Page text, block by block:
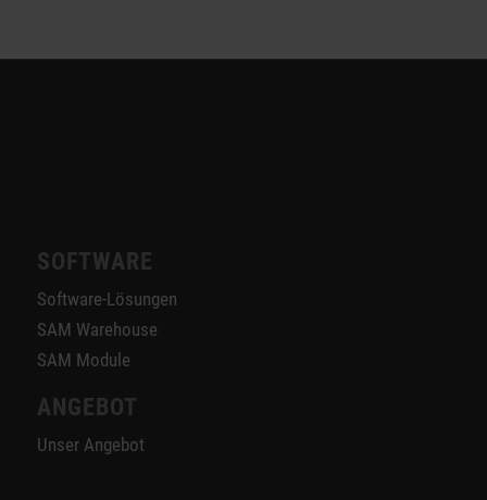
SOFTWARE
Software-Lösungen
SAM Warehouse
SAM Module
ANGEBOT
Unser Angebot